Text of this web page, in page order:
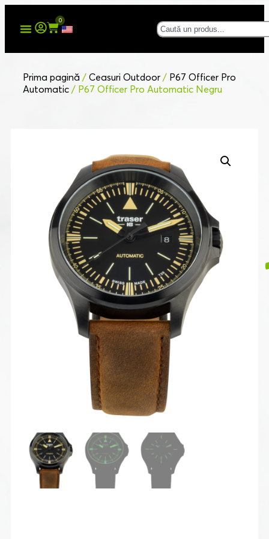
0
Prima pagină / Ceasuri Outdoor / P67 Officer Pro
Automatic / P67 Officer Pro Automatic Negru